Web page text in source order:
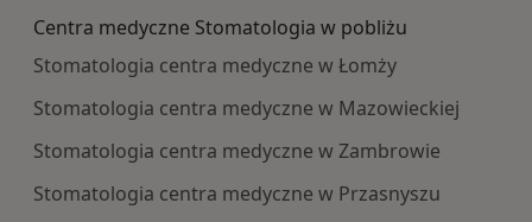
Centra medyczne Stomatologia w pobliżu
Stomatologia centra medyczne w Łomży
Stomatologia centra medyczne w Mazowieckiej
Stomatologia centra medyczne w Zambrowie
Stomatologia centra medyczne w Przasnyszu